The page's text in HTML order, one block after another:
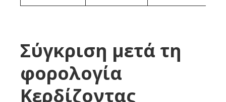
Σύγκριση μετά τη
φορολογία
Κερδίζοντας